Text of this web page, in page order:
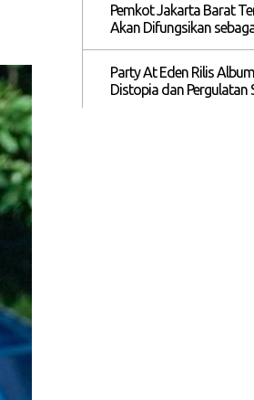
Pemkot Jakarta Barat
Akan Difungsikan
Party At Eden Rilis
Distopia dan Pergulatan